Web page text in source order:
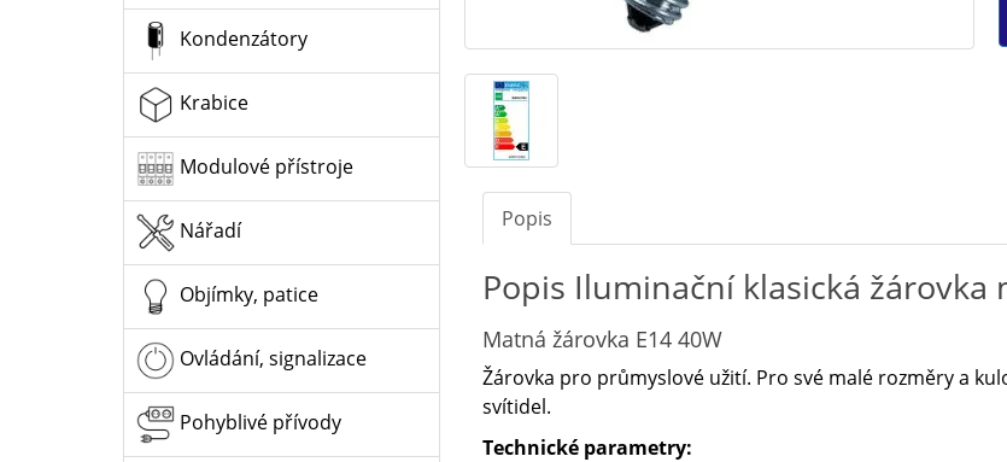
Kondenzátory
Krabice
Modulové přístroje
Nářadí
Objímky, patice
Ovládání, signalizace
Pohyblivé přívody
Popis
Popis Iluminační klasická žárovka
Matná žárovka E14 40W
Žárovka pro průmyslové užití. Pro své malé rozměry a
svítidel.
Technické parametry: